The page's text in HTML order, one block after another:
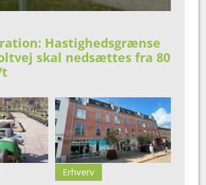
Hastighedsgrænse
skal nedsættes fra 80
t
Erhverv